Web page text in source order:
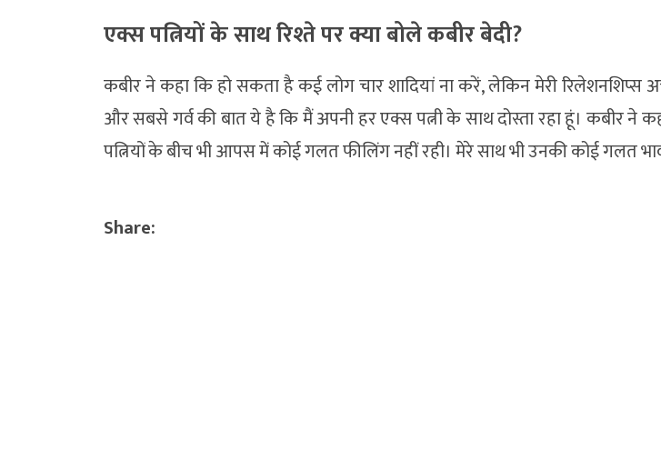
एक्स पत्नियों के साथ रिश्ते पर क्या बोले कबीर बेदी?
कबीर ने कहा कि हो सकता है कई लोग चार शादियां ना करें, लेकिन मेरी रिलेशनशिप्स
और सबसे गर्व की बात ये है कि मैं अपनी हर एक्स पत्नी के साथ दोस्ता रहा हूं। कबीर ने
पत्नियों के बीच भी आपस में कोई गलत फीलिंग नहीं रही। मेरे साथ भी उनकी कोई गलत
Share: